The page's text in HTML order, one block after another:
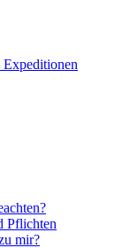
Pflichten
mir?